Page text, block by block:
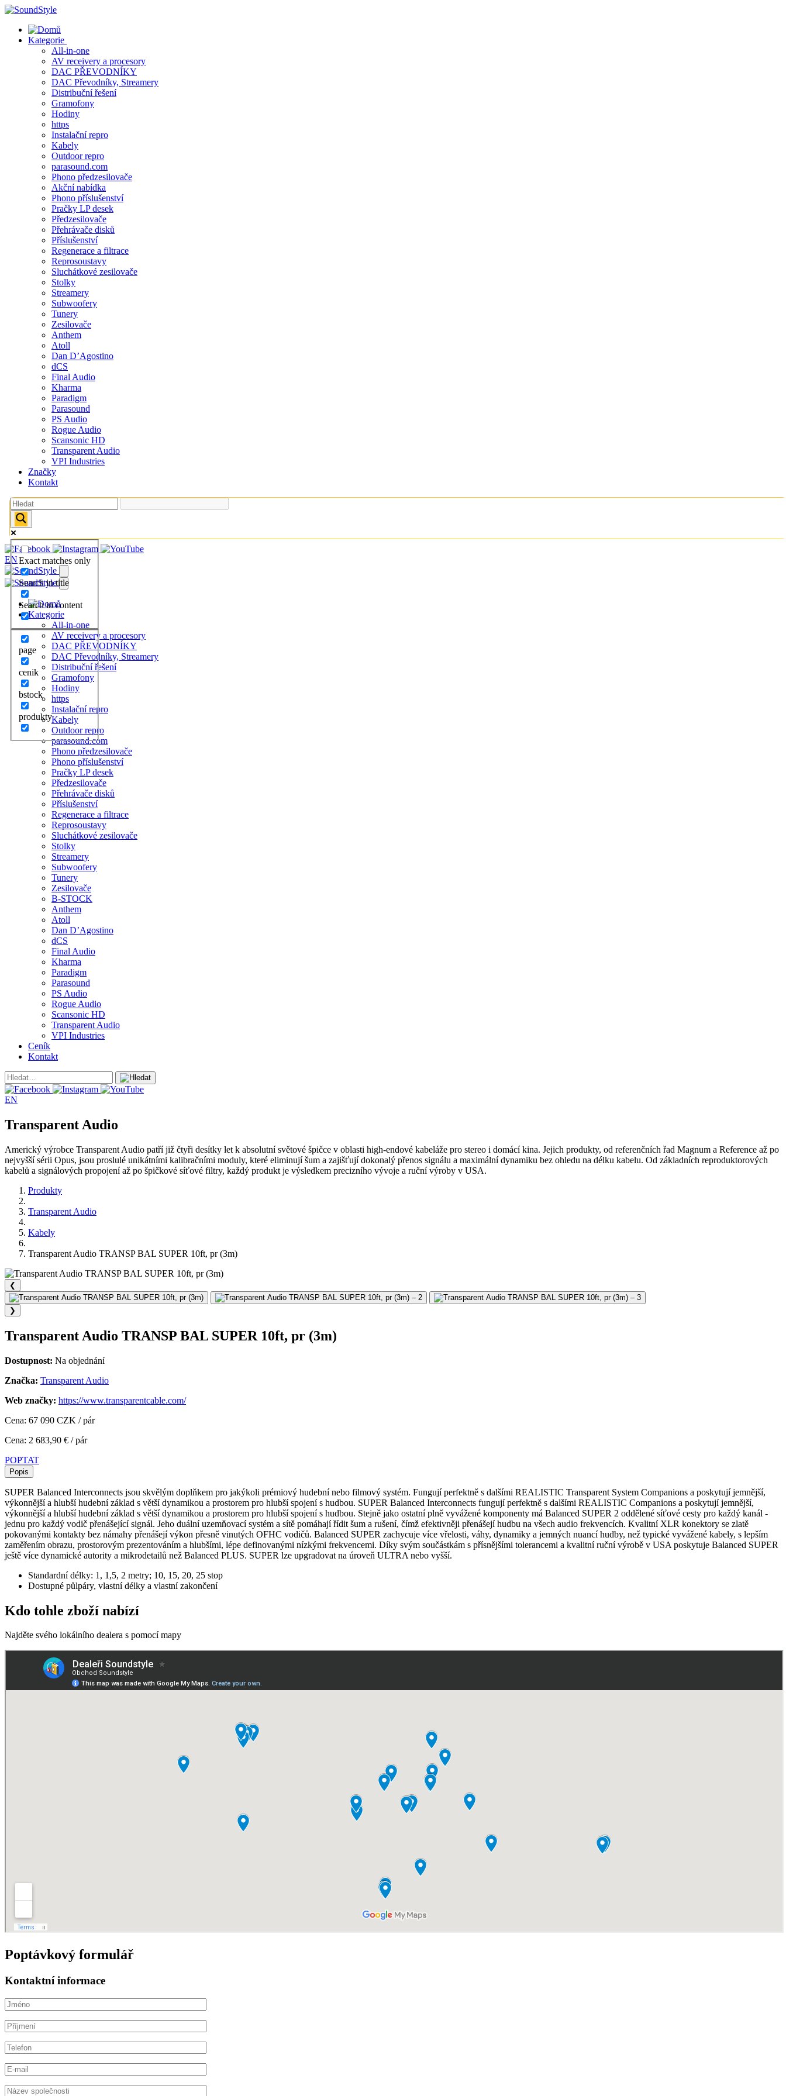
Skip
content
Kategorie
All-in-one
AV receivery a procesory
DAC PŘEVODNÍKY
DAC Převodníky, Streamery
Distribuční řešení
Gramofony
Hodiny
https
Instalační repro
Kabely
Outdoor repro
parasound.com
Phono předzesilovače
Akční nabídka
Phono příslušenství
Pračky LP desek
Předzesilovače
Přehrávače disků
Příslušenství
Regenerace a filtrace
Reprosoustavy
Sluchátkové zesilovače
Stolky
Streamery
Subwoofery
Tunery
Zesilovače
Anthem
Atoll
Dan D’Agostino
dCS
Final Audio
Kharma
Paradigm
Parasound
PS Audio
Rogue Audio
Scansonic HD
Transparent Audio
VPI Industries
Značky
Kontakt
Exact matches only
Search in title
Search in content
page
cenik
bstock
produkty
EN
Kategorie
All-in-one
AV receivery a procesory
DAC PŘEVODNÍKY
DAC Převodníky, Streamery
Distribuční řešení
Gramofony
Hodiny
https
Instalační repro
Kabely
Outdoor repro
parasound.com
Phono předzesilovače
Phono příslušenství
Pračky LP desek
Předzesilovače
Přehrávače disků
Příslušenství
Regenerace a filtrace
Reprosoustavy
Sluchátkové zesilovače
Stolky
Streamery
Subwoofery
Tunery
Zesilovače
B-STOCK
Anthem
Atoll
Dan D’Agostino
dCS
Final Audio
Kharma
Paradigm
Parasound
PS Audio
Rogue Audio
Scansonic HD
Transparent Audio
VPI Industries
Ceník
Kontakt
EN
Transparent Audio
Americký výrobce Transparent Audio patří již čtyři desítky let k absolutní světové špičce v oblasti high-endové kabeláže pro stereo i domácí kina. Jejich produkty, od referenčních řad Magnum a Reference až po
nejvyšší sérii Opus, jsou proslulé unikátními kalibračními moduly, které eliminují šum a zajišťují dokonalý přenos signálu a maximální dynamiku bez ohledu na délku kabelu. Od základních reproduktorových
kabelů a signálových propojení až po špičkové síťové filtry, každý produkt je výsledkem precizního vývoje a ruční výroby v USA.
Produkty
Transparent Audio
Kabely
Transparent Audio TRANSP BAL SUPER 10ft, pr (3m)
❮
❯
Transparent Audio TRANSP BAL SUPER 10ft, pr (3m)
Dostupnost: Na objednání
Značka: Transparent Audio
Web značky: https://www.transparentcable.com/
Cena: 67 090 CZK / pár
Cena: 2 683,90 € / pár
POPTAT
Popis
SUPER Balanced Interconnects jsou skvělým doplňkem pro jakýkoli prémiový hudební nebo filmový systém. Fungují perfektně s dalšími REALISTIC Transparent System Companions a poskytují jemnější,
výkonnější a hlubší hudební základ s větší dynamikou a prostorem pro hlubší spojení s hudbou. SUPER Balanced Interconnects fungují perfektně s dalšími REALISTIC Companions a poskytují jemnější,
výkonnější a hlubší hudební základ s větší dynamikou a prostorem pro hlubší spojení s hudbou. Stejně jako ostatní plně vyvážené komponenty má Balanced SUPER 2 oddělené síťové cesty pro každý kanál -
jednu pro každý vodič přenášející signál. Jeho duální uzemňovací systém a sítě pomáhají řídit šum a rušení, čímž efektivněji přenášejí hudbu na všech audio frekvencích. Kvalitní XLR konektory se zlatě
pokovanými kontakty bez námahy přenášejí výkon přesně vinutých OFHC vodičů. Balanced SUPER zachycuje více vřelosti, váhy, dynamiky a jemných nuancí hudby, než typické vyvážené kabely, s lepším
zaměřením obrazu, prostorovým prezentováním a hlubšími, lépe definovanými nízkými frekvencemi. Díky svým součástkám s přísnějšími tolerancemi a kvalitní ruční výrobě v USA poskytuje Balanced SUPER
ještě více dynamické autority a mikrodetailů než Balanced PLUS. SUPER lze upgradovat na úroveň ULTRA nebo vyšší.
Standardní délky: 1, 1,5, 2 metry; 10, 15, 20, 25 stop
Dostupné půlpáry, vlastní délky a vlastní zakončení
Kdo tohle zboží nabízí
Najděte svého lokálního dealera s pomocí mapy
Poptávkový formulář
Kontaktní informace